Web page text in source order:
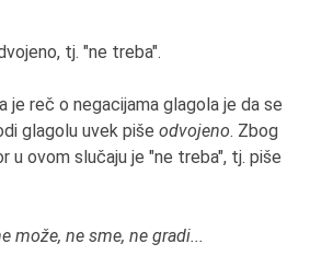
tj. "ne treba".
je reč o negacijama glagola je da se
glagolu uvek piše odvojeno. Zbog
u ovom slučaju je "ne treba", tj. piše
može, ne sme, ne gradi...